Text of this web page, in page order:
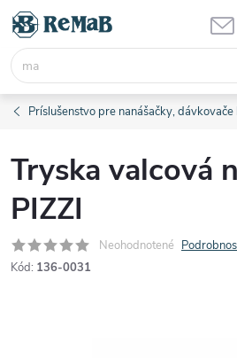
Prejsť
obsah
Príslušenstvo pre nanášačky,
Tryska valcová
PIZZI
Neohodnotené
Kód: 136-0031